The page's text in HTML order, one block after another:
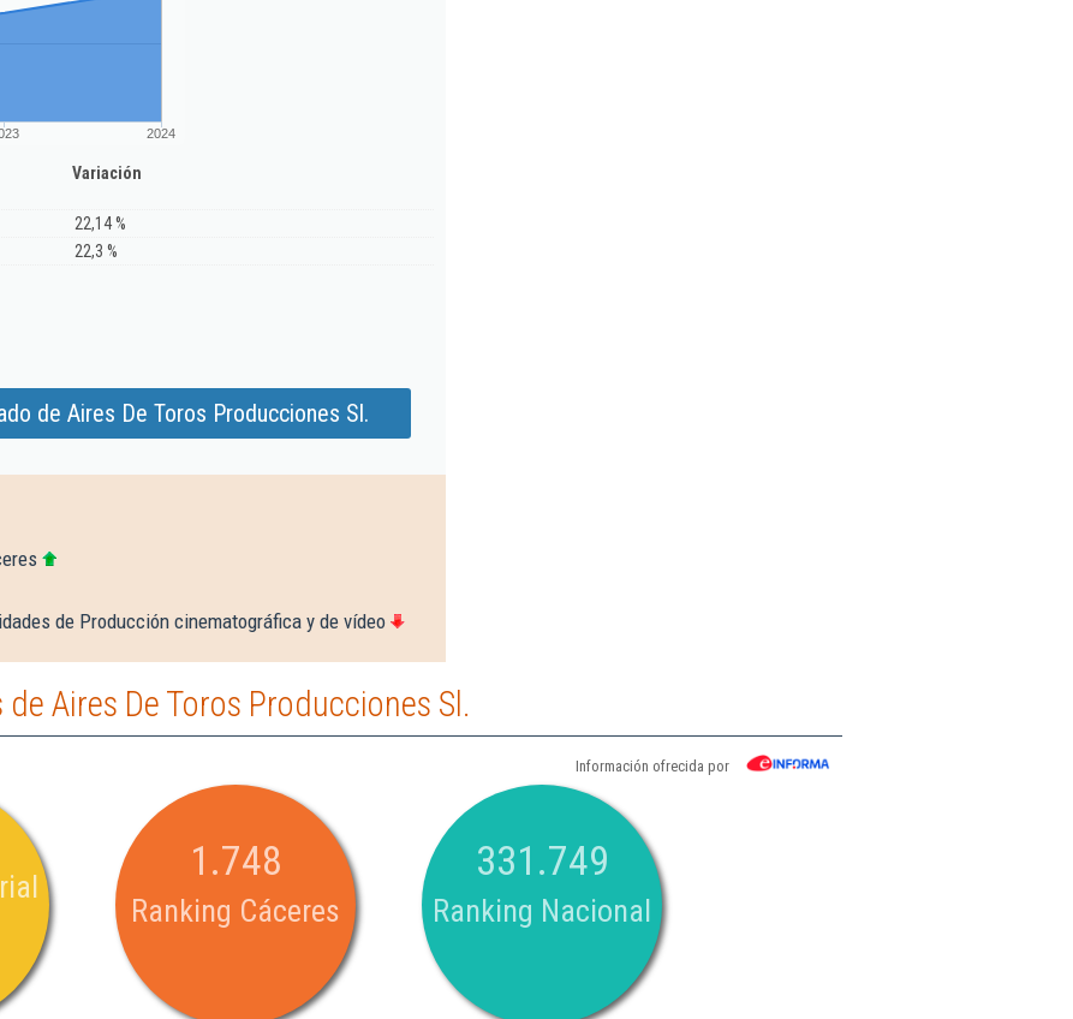
2024
Variación
22,14 %
22,3 %
de Aires De Toros Producciones Sl.
de Producción cinematográfica y de vídeo
Aires De Toros Producciones Sl.
Información ofrecida por
1.748
Ranking Cáceres
331.749
Ranking Nacional